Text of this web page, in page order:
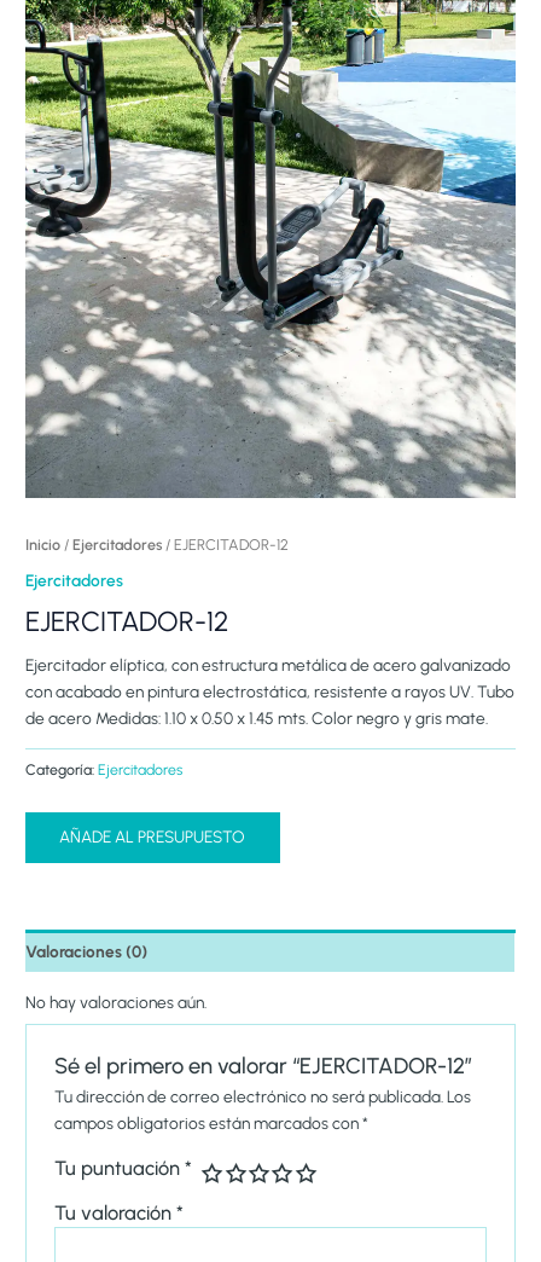
Inicio /Ejercitadores / EJERCITADOR-12
Ejercitadores
EJERCITADOR-12
Ejercitador elíptica, con estructura metálica de acero galvanizado
con acabado en pintura electrostática, resistente a rayos UV. Tubo
de acero Medidas: 1.10 x 0.50 x 1.45 mts. Color negro y gris mate.
Categoría:Ejercitadores
AÑADE AL PRESUPUESTO
Valoraciones (0)
No hay valoraciones aún.
Sé el primero en valorar “EJERCITADOR-12”
Tu dirección de correo electrónico no será publicada. Los
campos obligatorios están marcados con*
Tu puntuación *
Tu valoración *